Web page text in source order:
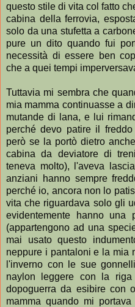
questo stile di vita col fatto
cabina della ferrovia,
solo da una stufetta a
pure un dito quando fui
necessità di essere ben
che a quei tempi
Tuttavia mi sembra che
mia mamma continuasse a
mutande di lana, e lui
perché devo patire il
però se la portò dietro
cabina da deviatore di
teneva molto), l'aveva
anziani hanno sempre
perché io, ancora non lo
vita che riguardava solo gli
evidentemente hanno una
(appartengono ad una
mai usato questo
neppure i pantaloni e la mia
l'inverno con le sue
naylon leggere con la riga
dopoguerra da esibire con
mamma quando mi